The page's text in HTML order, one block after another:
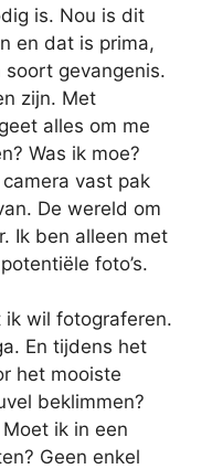
is. Nou is dit
en dat is prima,
gevangenis.
zijn. Met
alles om me
Was ik moe?
vast pak
De wereld om
Ik ben alleen met
foto’s.
ik wil fotograferen.
En tijdens het
het mooiste
beklimmen?
ik in een
Geen enkel